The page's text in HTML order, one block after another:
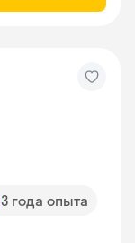
3 года опыта